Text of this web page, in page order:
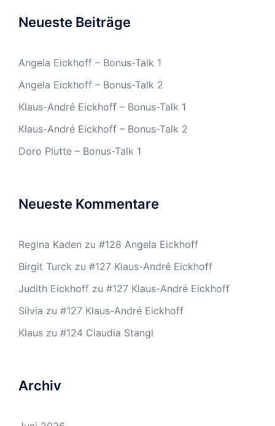
Neueste Beiträge
Angela Eickhoff – Bonus-Talk 1
Angela Eickhoff – Bonus-Talk 2
Klaus-André Eickhoff – Bonus-Talk 1
Klaus-André Eickhoff – Bonus-Talk 2
Doro Plutte – Bonus-Talk 1
Neueste Kommentare
Regina Kaden zu #128 Angela Eickhoff
Birgit Turck zu #127 Klaus-André Eickhoff
Judith Eickhoff zu #127 Klaus-André Eickhoff
Silvia zu #127 Klaus-André Eickhoff
Klaus zu #124 Claudia Stangl
Archiv